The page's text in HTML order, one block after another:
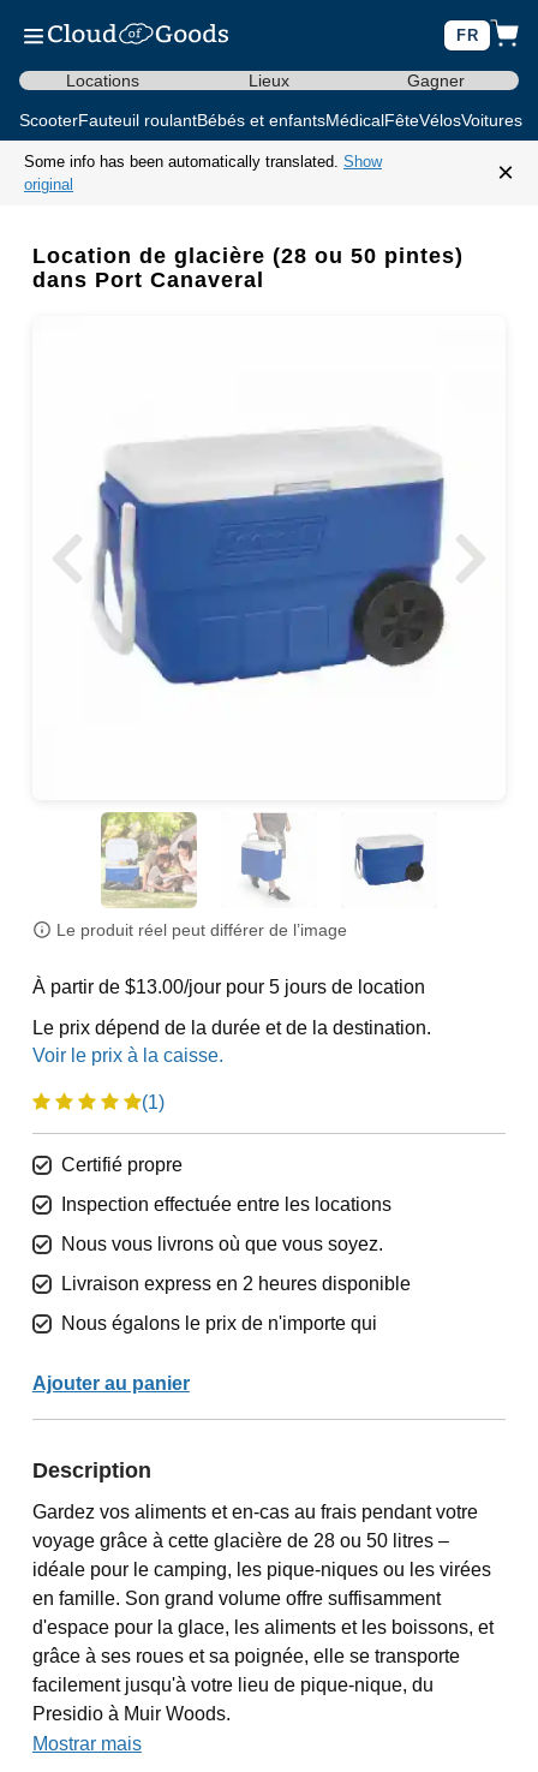
FR
Locations Lieux Gagner
ScooterFauteuil roulantBébés et enfantsMédicalFêteVélosVoitures
Some info has been automatically translated. Show
original
×
Location de glacière (28 ou 50 pintes)
dans Port Canaveral
Le produit réel peut différer de l’image
À partir de $13.00/jour pour 5 jours de location
Le prix dépend de la durée et de la destination.
(1)
Certifié propre
Inspection effectuée entre les locations
Nous vous livrons où que vous soyez.
Livraison express en 2 heures disponible
Nous égalons le prix de n'importe qui
Ajouter au panier
Description
Gardez vos aliments et en-cas au frais pendant votre
voyage grâce à cette glacière de 28 ou 50 litres –
idéale pour le camping, les pique-niques ou les virées
en famille. Son grand volume offre suffisamment
d'espace pour la glace, les aliments et les boissons, et
grâce à ses roues et sa poignée, elle se transporte
facilement jusqu'à votre lieu de pique-nique, du
Presidio à Muir Woods.
Mostrar mais